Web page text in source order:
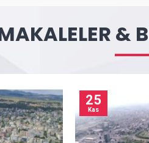
&
25
Kas